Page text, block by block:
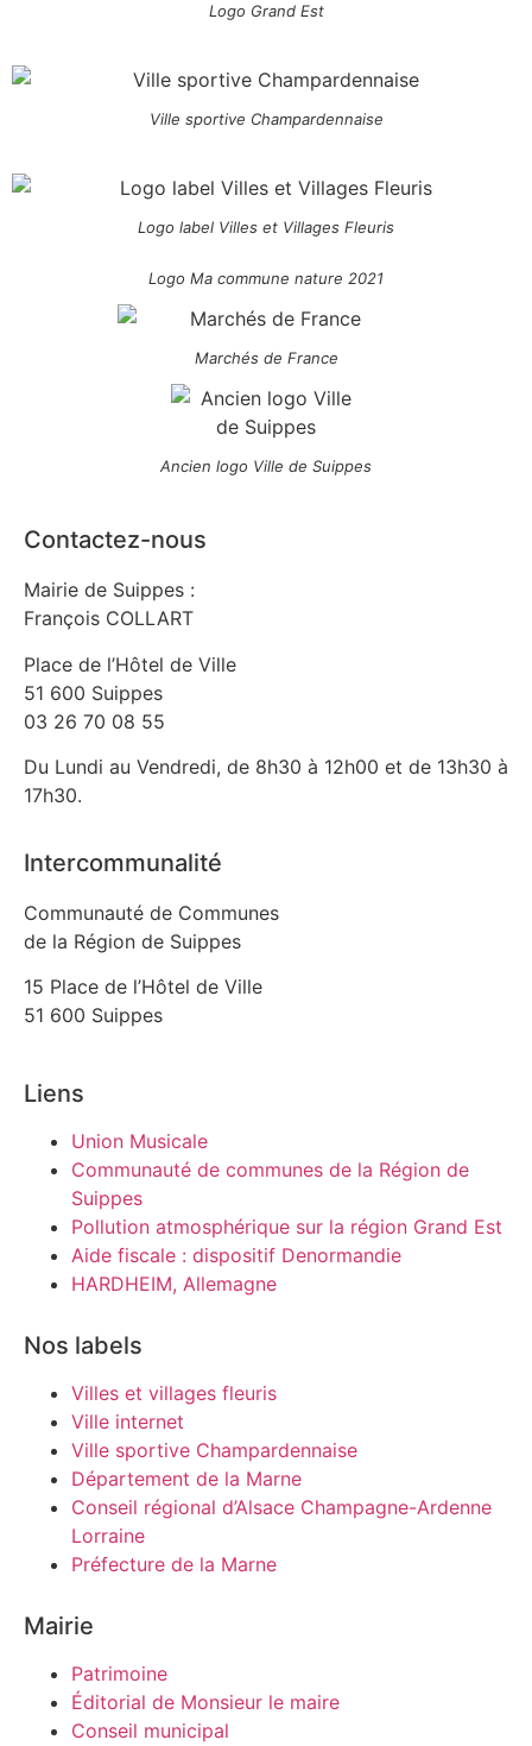
Logo Grand Est
Ville sportive Champardennaise
Logo label Villes et Villages Fleuris
Logo Ma commune nature 2021
Marchés de France
Ancien logo Ville de Suippes
Contactez-nous
Mairie de Suippes :
François COLLART
Place de l’Hôtel de Ville
51 600 Suippes
03 26 70 08 55
Du Lundi au Vendredi, de 8h30 à 12h00 et de 13h30 à
17h30.
Intercommunalité
Communauté de Communes
de la Région de Suippes
15 Place de l’Hôtel de Ville
51 600 Suippes
Liens
Union Musicale
Communauté de communes de la Région de
Suippes
Pollution atmosphérique sur la région Grand Est
Aide fiscale : dispositif Denormandie
HARDHEIM, Allemagne
Nos labels
Villes et villages fleuris
Ville internet
Ville sportive Champardennaise
Département de la Marne
Conseil régional d’Alsace Champagne-Ardenne
Lorraine
Préfecture de la Marne
Mairie
Patrimoine
Éditorial de Monsieur le maire
Conseil municipal